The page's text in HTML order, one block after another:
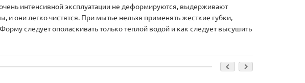
интенсивной эксплуатации не деформируются, выдерживают
они легко чистятся. При мытье нельзя применять жесткие губки,
следует ополаскивать только теплой водой и как следует высушить